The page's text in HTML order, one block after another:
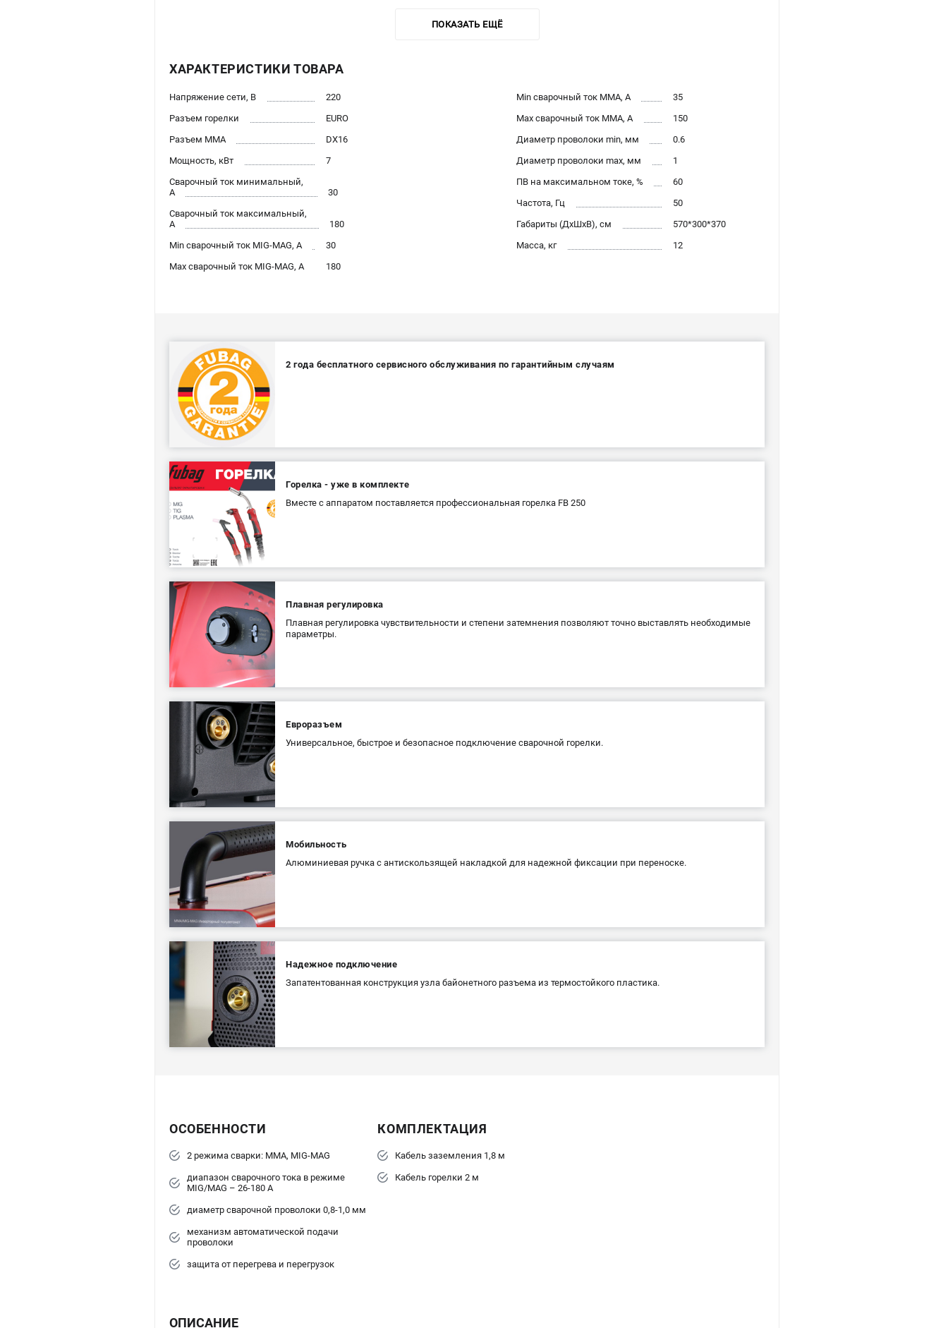
ПОКАЗАТЬ ЕЩЁ
ХАРАКТЕРИСТИКИ ТОВАРА
Напряжение сети, В
220
Разъем горелки
EURO
Разъем ММА
DX16
Мощность, кВт
7
Сварочный ток минимальный,
А
30
Сварочный ток максимальный,
А
180
Min сварочный ток MIG-MAG, А
30
Max сварочный ток MIG-MAG, А
180
Min сварочный ток ММА, А
35
Max сварочный ток ММА, А
150
Диаметр проволоки min, мм
0.6
Диаметр проволоки max, мм
1
ПВ на максимальном токе, %
60
Частота, Гц
50
Габариты (ДхШхВ), см
570*300*370
Масса, кг
12
2 года бесплатного сервисного обслуживания по гарантийным случаям
Горелка - уже в комплекте
Вместе с аппаратом поставляется профессиональная горелка FB 250
Плавная регулировка
Плавная регулировка чувствительности и степени затемнения позволяют точно выставлять необходимые
параметры.
Евроразъем
Универсальное, быстрое и безопасное подключение сварочной горелки.
Мобильность
Алюминиевая ручка с антискользящей накладкой для надежной фиксации при переноске.
Надежное подключение
Запатентованная конструкция узла байонетного разъема из термостойкого пластика.
ОСОБЕННОСТИ
2 режима сварки: MMA, MIG-MAG
диапазон сварочного тока в режиме
MIG/MAG – 26-180 А
диаметр сварочной проволоки 0,8-1,0 мм
механизм автоматической подачи
проволоки
защита от перегрева и перегрузок
КОМПЛЕКТАЦИЯ
Кабель заземления 1,8 м
Кабель горелки 2 м
ОПИСАНИЕ